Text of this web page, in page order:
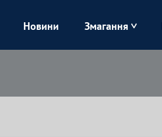
Колос
Новини Змагання